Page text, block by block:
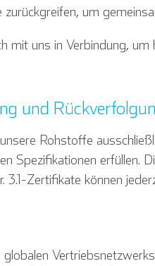
zurückgreifen, um
mit uns in Verbindung,
und
Rohstoffe
Spezifikationen erfüllen.
3.1-Zertifikate können
globalen